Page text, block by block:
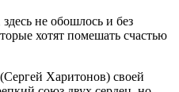
не обошлось и без
хотят помешать счастью
Харитонов) своей